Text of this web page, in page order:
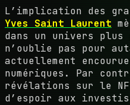
L’implication des
Yves Saint Laurent
dans un univers plus
n’oublie pas pour
actuellement
numériques. Par
révélations sur le
d’espoir aux